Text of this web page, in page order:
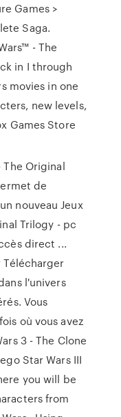
Games >
Saga.
- The
in I through
movies in one
new levels,
Games Store
The Original
de
nouveau Jeux
Trilogy - pc
direct ...
Télécharger
l'univers
Vous
où vous avez
3 - The Clone
Star Wars III
you will be
from